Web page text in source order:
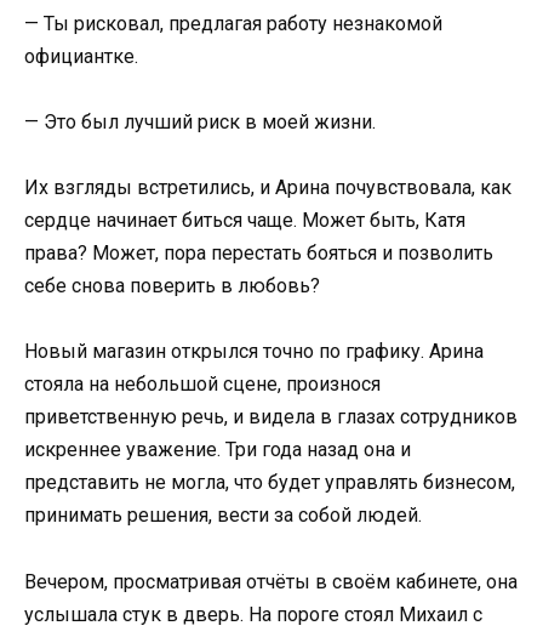
— Ты рисковал, предлагая работу незнакомой
официантке.
— Это был лучший риск в моей жизни.
Их взгляды встретились, и Арина почувствовала, как
сердце начинает биться чаще. Может быть, Катя
права? Может, пора перестать бояться и позволить
себе снова поверить в любовь?
Новый магазин открылся точно по графику. Арина
стояла на небольшой сцене, произнося
приветственную речь, и видела в глазах сотрудников
искреннее уважение. Три года назад она и
представить не могла, что будет управлять бизнесом,
принимать решения, вести за собой людей.
Вечером, просматривая отчёты в своём кабинете, она
услышала стук в дверь. На пороге стоял Михаил с